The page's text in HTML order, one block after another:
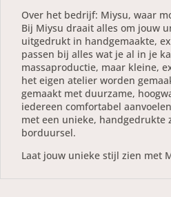
Over het bedrijf: Miysu, waar
Bij Miysu draait alles om jouw
uitgedrukt in handgemaakte,
passen bij alles wat je al in je
massaproductie, maar kleine,
het eigen atelier worden
gemaakt met duurzame,
iedereen comfortabel
met een unieke, handgedrukte
borduursel.
Laat jouw unieke stijl zien met